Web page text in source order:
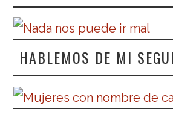
HABLEMOS DE MI